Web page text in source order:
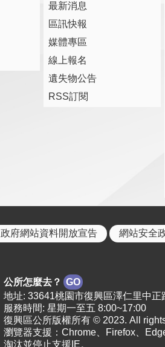
最新消息
區訊快報
媒體專區
線上報名
遺失物公告
RSS訂閱
政府網站資料開放宣告 網站安全
公所怎麼去？
GO
地址: 33641桃園市復興區澤仁里中
服務時間: 星期一至五 8:00~17:00
復興區公所版權所有 © 2023. All
瀏覽器支援：Chrome、Firefox、
淘汰並停止支援IE。